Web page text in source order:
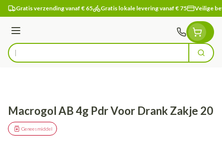
Ga naar de inhoud
Gratis verzending vanaf € 65 Gratis lokale levering vanaf € 75 Veilige
Menu
Product, merk, categorie... Zoek
Macrogol AB 4g Pdr Voor Drank Zakje 20
Geneesmiddel